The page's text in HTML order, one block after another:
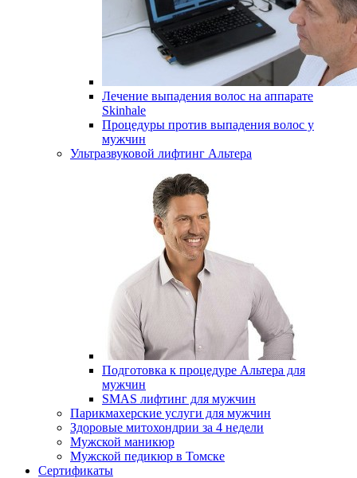
Лечение выпадения волос на аппарате
Skinhale
Процедуры против выпадения волос у
мужчин
Ультразвуковой лифтинг Альтера
Подготовка к процедуре Альтера для
мужчин
SMAS лифтинг для мужчин
Парикмахерские услуги для мужчин
Здоровые митохондрии за 4 недели
Мужской маникюр
Мужской педикюр в Томске
Сертификаты